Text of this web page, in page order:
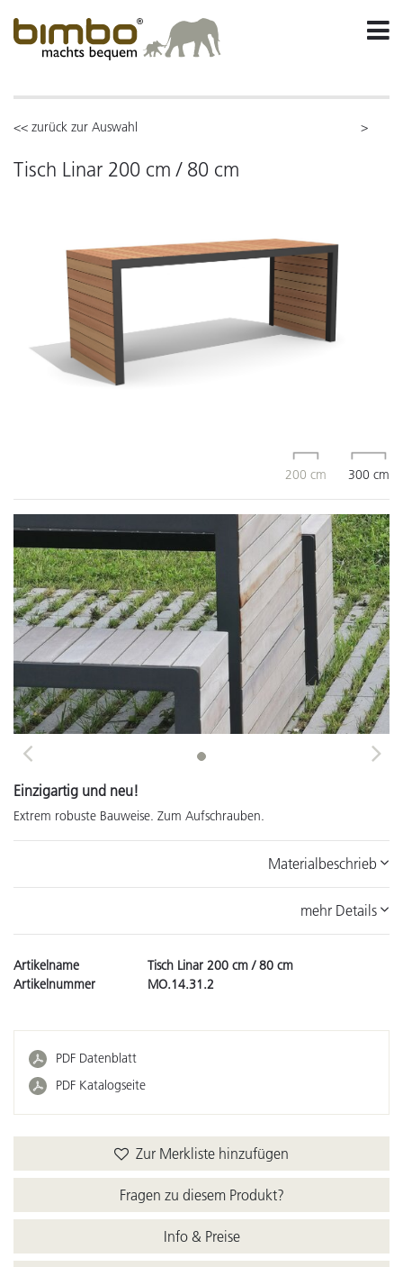
<< zurück zur Auswahl >
Tisch Linar 200 cm / 80 cm
200 cm 300 cm
Previous Next
Einzigartig und neu!
Extrem robuste Bauweise. Zum Aufschrauben.
Materialbeschrieb
mehr Details
Artikelname
Tisch Linar 200 cm / 80 cm
Artikelnummer
MO.14.31.2
PDF Datenblatt
PDF Katalogseite
Zur Merkliste hinzufügen
Fragen zu diesem Produkt?
Info & Preise